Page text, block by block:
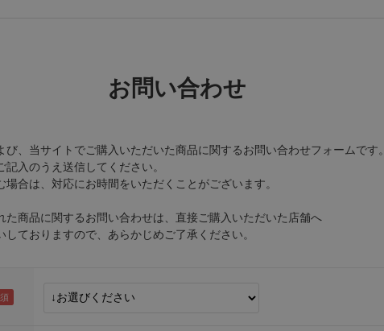
お問い合わせ
、当サイトでご購入いただいた商品に関するお問い合わせフォームです。
入のうえ送信してください。
合は、対応にお時間をいただくことがございます。
商品に関するお問い合わせは、直接ご購入いただいた店舗へ
おりますので、あらかじめご了承ください。